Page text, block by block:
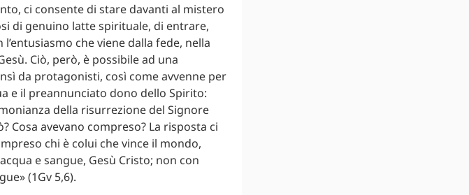
ci consente di stare davanti al mistero
di genuino latte spirituale, di entrare,
che viene dalla fede, nella
Ciò, però, è possibile ad una
da protagonisti, così come avvenne per
e il preannunciato dono dello Spirito:
della risurrezione del Signore
Cosa avevano compreso? La risposta ci
chi è colui che vince il mondo,
e sangue, Gesù Cristo; non con
(1Gv 5,6).